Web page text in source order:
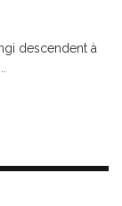
descendent à